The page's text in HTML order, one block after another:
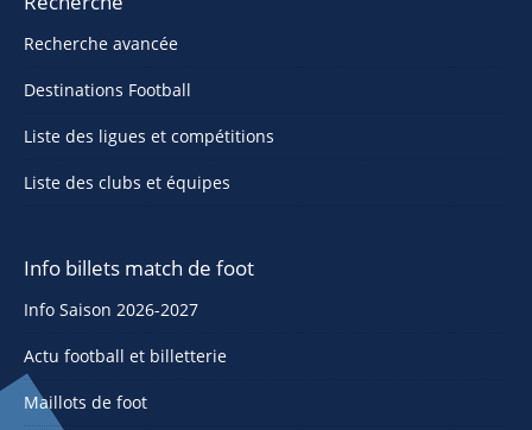
Recherche avancée
Destinations Football
Liste des ligues et compétitions
Liste des clubs et équipes
Info billets match de foot
Info Saison 2026-2027
Actu football et billetterie
Maillots de foot